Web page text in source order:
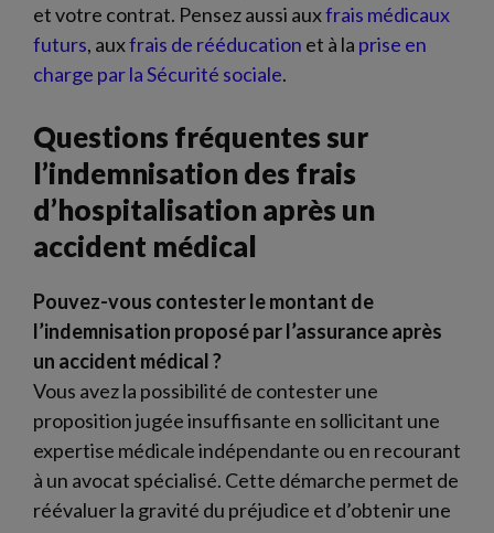
et votre contrat. Pensez aussi auxfrais médicaux
futurs, auxfrais de rééducation et à la prise en
charge par la Sécurité sociale.
Questions fréquentes sur
l’indemnisation des frais
d’hospitalisation après un
accident médical
Pouvez-vous contester le montant de
l’indemnisation proposé par l’assurance après
un accident médical ?
Vous avez la possibilité de contester une
proposition jugée insuffisante en sollicitant une
expertise médicale indépendante ou en recourant
à un avocat spécialisé. Cette démarche permet de
réévaluer la gravité du préjudice et d’obtenir une